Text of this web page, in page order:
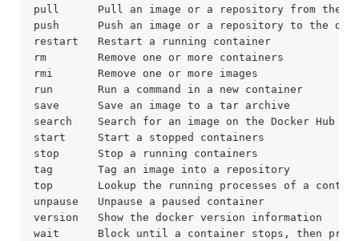
pull      Pull an image or a repository from the
push      Push an image or a repository to the
restart   Restart a running
rm        Remove one or more
rmi       Remove one or more images
run       Run a command in a new
save      Save an image to a tar
search    Search for an image on the
start     Start a stopped
stop      Stop a running
tag       Tag an image into a
top       Lookup the running processes of a
unpause   Unpause a paused
version   Show the docker version
wait      Block until a container stops, then